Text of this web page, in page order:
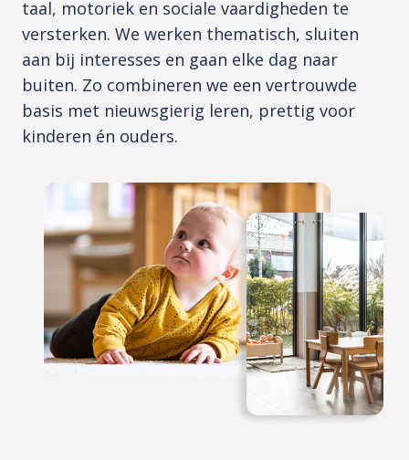
taal, motoriek en sociale vaardigheden te
versterken. We werken thematisch, sluiten
aan bij interesses en gaan elke dag naar
buiten. Zo combineren we een vertrouwde
basis met nieuwsgierig leren, prettig voor
kinderen én ouders.